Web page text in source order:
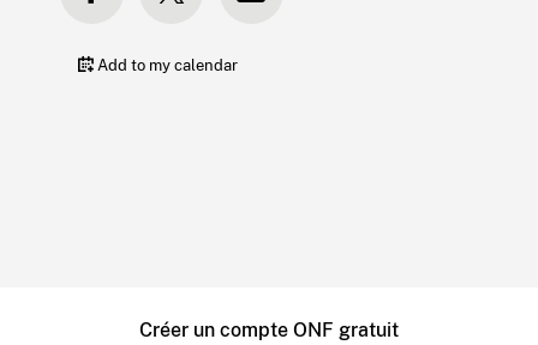
Add to my calendar
Créer un compte ONF gratuit